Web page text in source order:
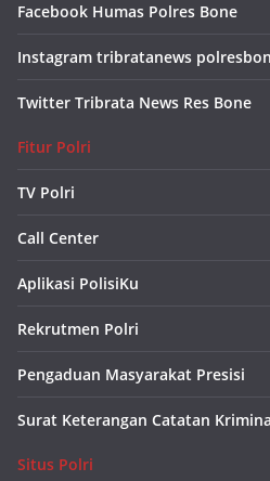
Facebook Humas Polres Bone
Instagram tribratanews
Twitter Tribrata News Res Bone
Fitur Polri
TV Polri
Call Center
Aplikasi PolisiKu
Rekrutmen Polri
Pengaduan Masyarakat Presisi
Surat Keterangan Catatan
Situs Polri